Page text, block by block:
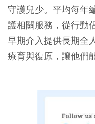
守護兒少。平均每年
護相關服務，從行動
早期介入提供長期全
療育與復原，讓他們